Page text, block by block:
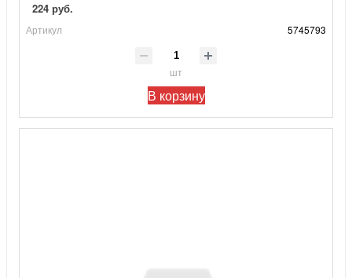
224 руб.
Артикул 5745793
шт
В корзину